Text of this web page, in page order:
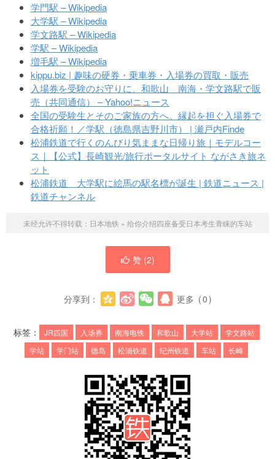
学門駅 – Wikipedia
大学駅 – Wikipedia
学文路駅 – Wikipedia
学駅 – Wikipedia
増毛駅 – Wikipedia
kippu.biz | 趣味の硬券・乗車券・入場券の買取・販売
入場券を受験のお守りに、和歌山 南海・学文路駅で販
売（共同通信） – Yahoo!ニュース
全国の受験生とそのご家族の方へ。縁起を担ぐ入場券で
合格祈願！／学駅（徳島県吉野川市） | 瀬戸内Finde
松浦鉄道で行くのんびり気ままな日帰り旅｜モデルコー
ス｜【公式】長崎観光/旅行ポータルサイト ながさき旅ネ
ット
松浦鉄道 大学駅に絵馬の駅名標が誕生 | 鉄道ニュース |
鉄道チャンネル
未经允许不得转载： 日本地铁 » 给你介绍四座备受日本考生青睐的车站
赞 (2)
分享到： 更多 (0)
标签： JR四国 入场券 南海电铁 和歌山 大学站
学文路站
学站
学门站 德岛 松浦铁道 纪州铁道 车站 长崎